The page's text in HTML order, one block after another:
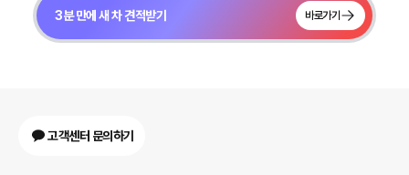
3분 만에 새 차 견적받기 바로가기
고객센터 문의하기